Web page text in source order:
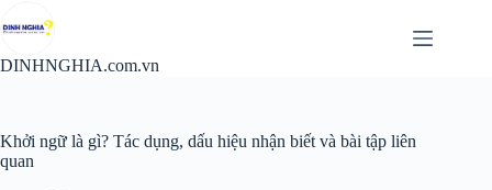
đến
nội
DINHNGHIA.com.vn
Khởi ngữ là gì? Tác dụng, dấu hiệu nhận biết và bài tập liên
quan